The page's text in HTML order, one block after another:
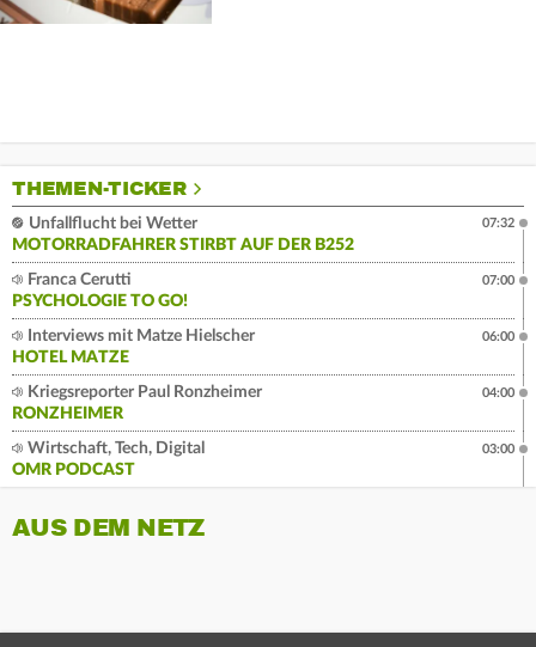
THEMEN-TICKER
Unfallflucht bei Wetter
MOTORRADFAHRER STIRBT AUF DER B252
07:32
Franca Cerutti
PSYCHOLOGIE TO GO!
07:00
Interviews mit Matze Hielscher
HOTEL MATZE
06:00
Kriegsreporter Paul Ronzheimer
RONZHEIMER
04:00
Wirtschaft, Tech, Digital
OMR PODCAST
03:00
AUS DEM NETZ